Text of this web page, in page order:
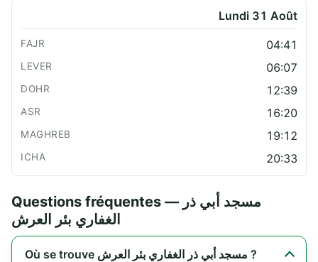
Lundi 31 Août
04:41
06:07
12:39
16:20
19:12
20:33
Questions fréquentes — مسجد أبي ذر
الغفاري بئر العرش
Où se trouve مسجد أبي ذر الغفاري بئر العرش ?